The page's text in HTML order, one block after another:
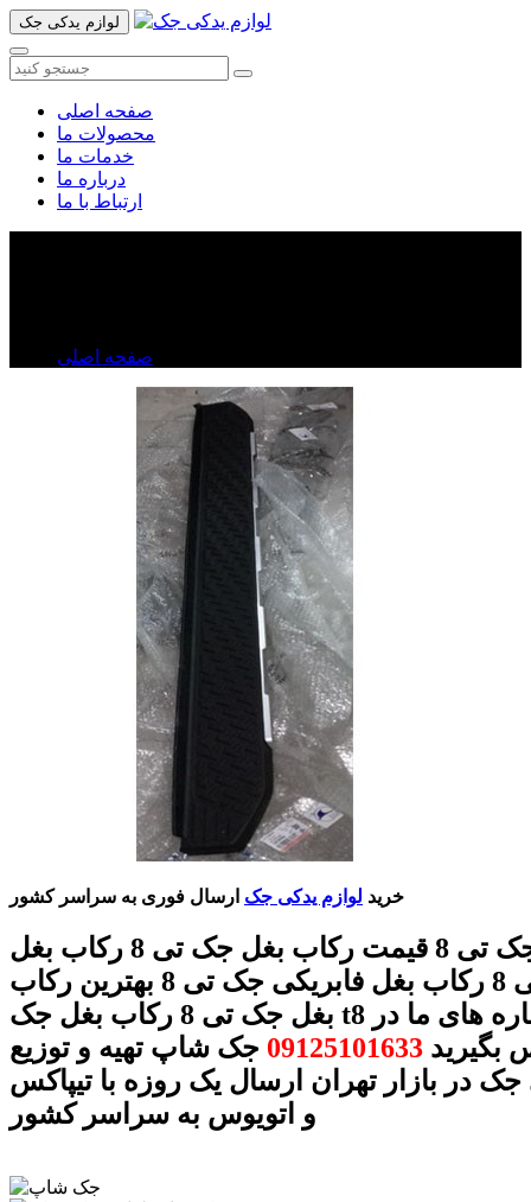
لوازم یدکی جک
صفحه اصلی
محصولات ما
خدمات ما
درباره ما
ارتباط با ما
صفحه اصلی
خرید لوازم یدکی جک ارسال فوری به سراسر کشور
رکاب بغل جک تی 8 قیمت رکاب بغل جک تی 8 رکاب بغل
اصلی جک تی 8 رکاب بغل فابریکی جک تی 8 بهترین رکاب
بغل جک تی 8 رکاب بغل جک t8 با شماره های ما در
بگیرید 09125101633 جک شاپ تهیه و توزیع
جک در بازار تهران ارسال یک روزه با تیپاکس
و اتویوس به سراسر کشور